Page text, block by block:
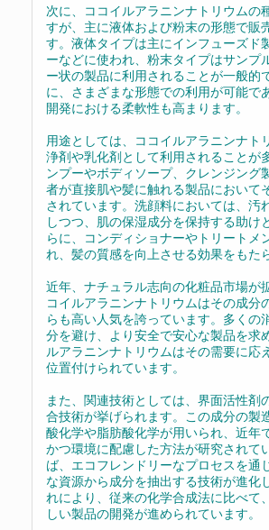
次に、ココイルアラニンナトリウムの
すが、主に液体および粉末の形態で販
す。液体タイプは主にインフューズド
ーなどに使われ、粉末タイプはサンプ
ー状の製品に利用されることが一般的
に、さまざまな形態での利用が可能で
開発における柔軟性も高まります。
用途としては、ココイルアラニンナト
浄剤や乳化剤として利用されることが
ンプーやボディソープ、クレンジング
者が直接肌や髪に触れる製品において
されています。洗顔料においては、汚
しつつ、肌の保湿成分を保持する助け
らに、コンディショナーやトリートメ
れ、髪の質感を向上させる効果をもた
近年、ナチュラル志向の化粧品市場が
コイルアラニンナトリウムはその成分
らも高い人気を誇っています。多くの
分を避け、より安全で安心な製品を求
ルアラニンナトリウムはその需要に応
位置付けられています。
また、関連技術としては、界面活性剤
合技術が挙げられます。この成分の製
酸化学や脂肪酸化学が用いられ、近年
かつ環境に配慮した方法が研究されて
ば、エコフレンドリーなプロセスを通
な資源から成分を抽出する技術が進化
れにより、従来の化学合成法に比べて
しい製品の開発が進められています。